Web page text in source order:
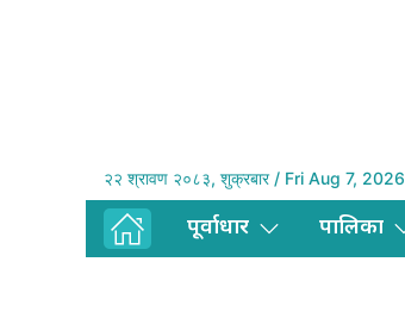
२२ श्रावण २०८३, शुक्रबार / Fri Aug 7, 2026
पूर्वाधार पालिका